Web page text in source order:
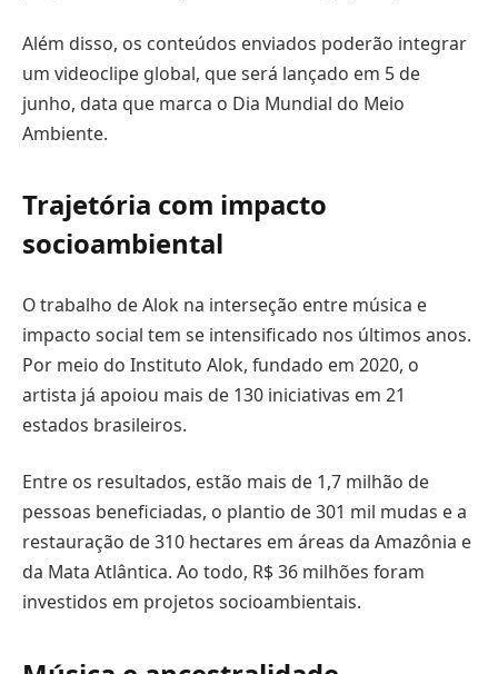
Além disso, os conteúdos enviados poderão integrar
um videoclipe global, que será lançado em 5 de
junho, data que marca o Dia Mundial do Meio
Ambiente.
Trajetória com impacto
socioambiental
O trabalho de Alok na interseção entre música e
impacto social tem se intensificado nos últimos anos.
Por meio do Instituto Alok, fundado em 2020, o
artista já apoiou mais de 130 iniciativas em 21
estados brasileiros.
Entre os resultados, estão mais de 1,7 milhão de
pessoas beneficiadas, o plantio de 301 mil mudas e a
restauração de 310 hectares em áreas da Amazônia e
da Mata Atlântica. Ao todo, R$ 36 milhões foram
investidos em projetos socioambientais.